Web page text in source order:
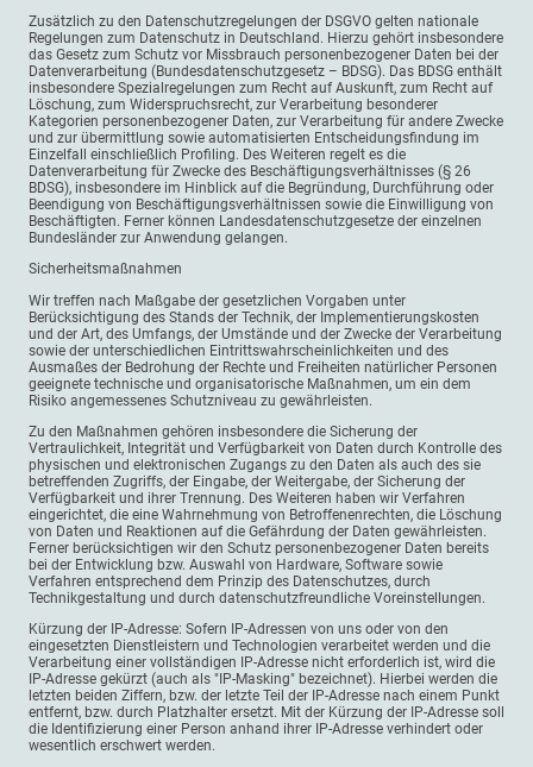
Zusätzlich zu den Datenschutzregelungen der DSGVO gelten nationale
Regelungen zum Datenschutz in Deutschland. Hierzu gehört insbesondere
das Gesetz zum Schutz vor Missbrauch personenbezogener Daten bei der
Datenverarbeitung (Bundesdatenschutzgesetz – BDSG). Das BDSG enthält
insbesondere Spezialregelungen zum Recht auf Auskunft, zum Recht auf
Löschung, zum Widerspruchsrecht, zur Verarbeitung besonderer
Kategorien personenbezogener Daten, zur Verarbeitung für andere Zwecke
und zur übermittlung sowie automatisierten Entscheidungsfindung im
Einzelfall einschließlich Profiling. Des Weiteren regelt es die
Datenverarbeitung für Zwecke des Beschäftigungsverhältnisses (§ 26
BDSG), insbesondere im Hinblick auf die Begründung, Durchführung oder
Beendigung von Beschäftigungsverhältnissen sowie die Einwilligung von
Beschäftigten. Ferner können Landesdatenschutzgesetze der einzelnen
Bundesländer zur Anwendung gelangen.
Sicherheitsmaßnahmen
Wir treffen nach Maßgabe der gesetzlichen Vorgaben unter
Berücksichtigung des Stands der Technik, der Implementierungskosten
und der Art, des Umfangs, der Umstände und der Zwecke der Verarbeitung
sowie der unterschiedlichen Eintrittswahrscheinlichkeiten und des
Ausmaßes der Bedrohung der Rechte und Freiheiten natürlicher Personen
geeignete technische und organisatorische Maßnahmen, um ein dem
Risiko angemessenes Schutzniveau zu gewährleisten.
Zu den Maßnahmen gehören insbesondere die Sicherung der
Vertraulichkeit, Integrität und Verfügbarkeit von Daten durch Kontrolle des
physischen und elektronischen Zugangs zu den Daten als auch des sie
betreffenden Zugriffs, der Eingabe, der Weitergabe, der Sicherung der
Verfügbarkeit und ihrer Trennung. Des Weiteren haben wir Verfahren
eingerichtet, die eine Wahrnehmung von Betroffenenrechten, die Löschung
von Daten und Reaktionen auf die Gefährdung der Daten gewährleisten.
Ferner berücksichtigen wir den Schutz personenbezogener Daten bereits
bei der Entwicklung bzw. Auswahl von Hardware, Software sowie
Verfahren entsprechend dem Prinzip des Datenschutzes, durch
Technikgestaltung und durch datenschutzfreundliche Voreinstellungen.
Kürzung der IP-Adresse: Sofern IP-Adressen von uns oder von den
eingesetzten Dienstleistern und Technologien verarbeitet werden und die
Verarbeitung einer vollständigen IP-Adresse nicht erforderlich ist, wird die
IP-Adresse gekürzt (auch als "IP-Masking" bezeichnet). Hierbei werden die
letzten beiden Ziffern, bzw. der letzte Teil der IP-Adresse nach einem Punkt
entfernt, bzw. durch Platzhalter ersetzt. Mit der Kürzung der IP-Adresse soll
die Identifizierung einer Person anhand ihrer IP-Adresse verhindert oder
wesentlich erschwert werden.